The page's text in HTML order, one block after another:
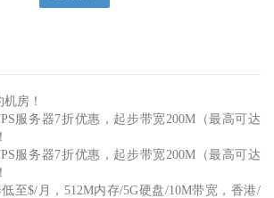
房！
服务器7折优惠，起步带宽200M（最高可达
服务器7折优惠，起步带宽200M（最高可达
低至$/月，512M内存/5G硬盘/10M带宽，香港/